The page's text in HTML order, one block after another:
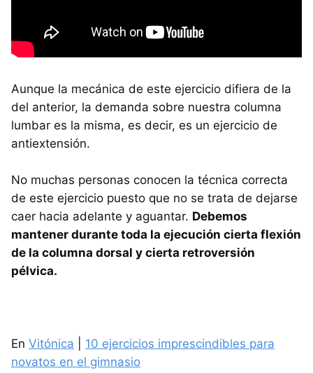
Aunque la mecánica de este ejercicio difiera de la
del anterior, la demanda sobre nuestra columna
lumbar es la misma, es decir, es un ejercicio de
antiextensión.
No muchas personas conocen la técnica correcta
de este ejercicio puesto que no se trata de dejarse
caer hacia adelante y aguantar. Debemos
mantener durante toda la ejecución cierta flexión
de la columna dorsal y cierta retroversión
pélvica.
En Vitónica
10 ejercicios imprescindibles para
novatos en el gimnasio